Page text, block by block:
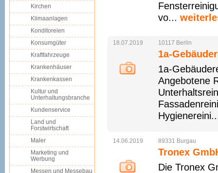
vo...
18.07.2019 10117 Berlin
1a-
1a-
Angebotene
14.06.2019 89331 Burgau
Tronex
Die Tronex
Kirchen
Klimaanlagen
Konditoreien
Konsumgüter
Kraftfahrzeuge
Krankenhäuser
Krankenkassen
Kultur und
Unterhaltungsbranche
Kundenservice
Land und
Forstwirtschaft
Maler
Marketing und
Werbung
Messen und Messebau